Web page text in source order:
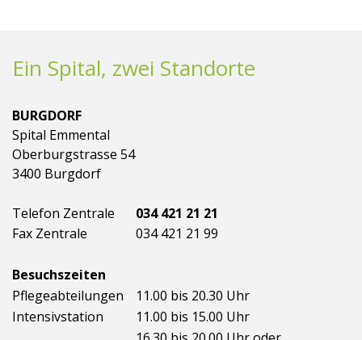
Ein Spital, zwei Standorte
BURGDORF
Spital Emmental
Oberburgstrasse 54
3400 Burgdorf
Telefon Zentrale
034 421 21 21
Fax Zentrale
034 421 21 99
Besuchszeiten
Pflegeabteilungen
11.00 bis 20.30 Uhr
Intensivstation
11.00 bis 15.00 Uhr